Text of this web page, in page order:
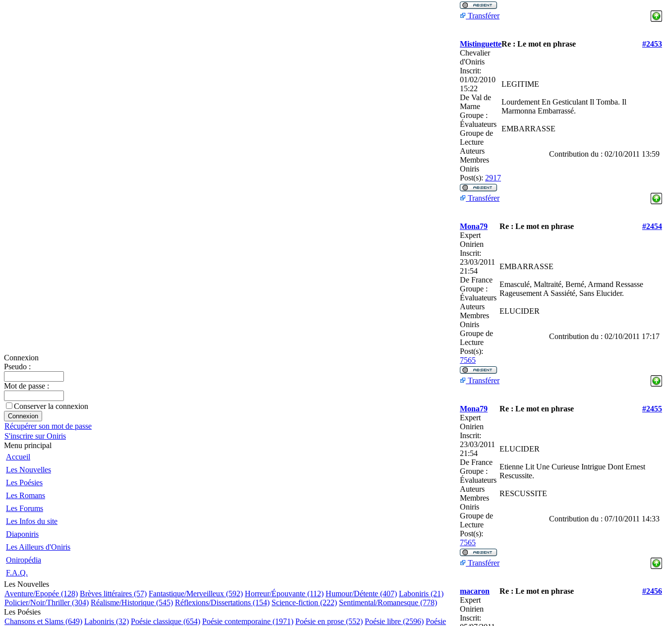
Connexion
Pseudo :
Mot de passe :
Conserver la connexion
Récupérer son mot de passe
S'inscrire sur Oniris
Menu principal
Accueil
Les Nouvelles
Les Poésies
Les Romans
Les Forums
Les Infos du site
Diaponiris
Les Ailleurs d'Oniris
Oniropédia
F.A.Q.
Les Nouvelles
Aventure/Epopée (128) Brèves littéraires (57) Fantastique/Merveilleux (592) Horreur/Épouvante (112) Humour/Détente (407) Laboniris (21)
Policier/Noir/Thriller (304) Réalisme/Historique (545) Réflexions/Dissertations (154) Science-fiction (222) Sentimental/Romanesque (778)
Les Poésies
Chansons et Slams (649) Laboniris (32) Poésie classique (654) Poésie contemporaine (1971) Poésie en prose (552) Poésie libre (2596) Poésie
Transférer
MistinguetteRe : Le mot en phrase
#2453
Chevalier
d'Oniris
Inscrit:
01/02/2010
15:22
De Val de
Marne
Groupe :
Évaluateurs
Groupe de
Lecture
Auteurs
Membres
Oniris
Post(s): 2917
LEGITIME
Lourdement En Gesticulant Il Tomba. Il
Marmonna Embarrassé.
EMBARRASSE
Contribution du : 02/10/2011 13:59
Transférer
Mona79 Re : Le mot en phrase
#2454
Expert
Onirien
Inscrit:
23/03/2011
21:54
De France
Groupe :
Évaluateurs
Auteurs
Membres
Oniris
Groupe de
Lecture
Post(s):
7565
EMBARRASSE
Emasculé, Maltraité, Berné, Armand Ressasse
Rageusement A Sassiété, Sans Elucider.
ELUCIDER
Contribution du : 02/10/2011 17:17
Transférer
Mona79 Re : Le mot en phrase
#2455
Expert
Onirien
Inscrit:
23/03/2011
21:54
De France
Groupe :
Évaluateurs
Auteurs
Membres
Oniris
Groupe de
Lecture
Post(s):
7565
ELUCIDER
Etienne Lit Une Curieuse Intrigue Dont Ernest
Rescussite.
RESCUSSITE
Contribution du : 07/10/2011 14:33
Transférer
macaron Re : Le mot en phrase
#2456
Expert
Onirien
Inscrit: